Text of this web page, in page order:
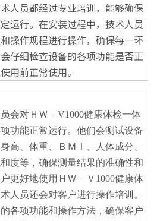
人员都经过专业培训，能够确保
运行。在安装过程中，技术人员
操作规程进行操作，确保每一环
仔细检查设备的各项功能是否正
用前正常使用。
会对ＨＷ－V1000健康体检一体
功能正常运行。他们会测试设备
高、体重、ＢＭＩ、人体成分、
度等，确保测量结果的准确性和
更好地使用ＨＷ－Ｖ1000健康体
人员还会对客户进行操作培训。
各项功能和操作方法，确保客户